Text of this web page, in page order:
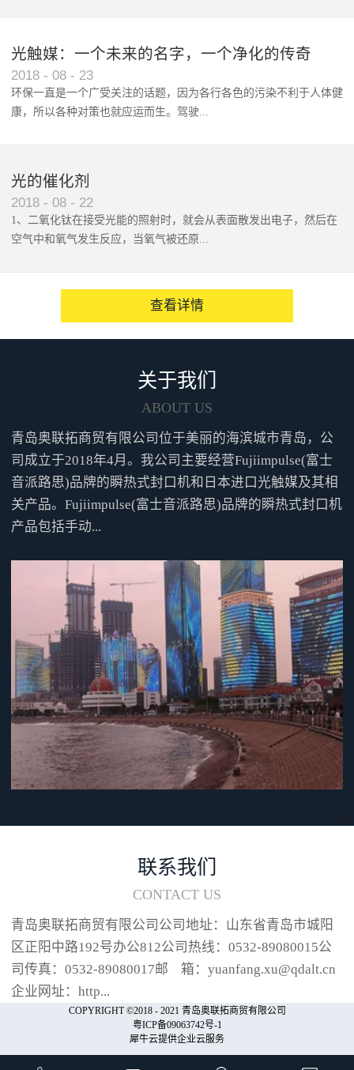
装袋尺寸（最大） V-460系列：
46cm以下 V-610系列：61cm以
下最新型：B型V-460G/V-610G各
系列单侧加热式PE/PP/NY/PVA :
PE/PP/NY/PVA : 0.3mm其它复
列的概要V-460G/V-610G系列封
口机是一款台式、集封口/抽真空/
体， 设计简洁明快，非常适用于
各类食品行业、半导体等行业。
可对包装物进行充气封口通过使
保质期的功能，还可以减少产品
的体积，从而降低企业的物流成
包装袋内冲入惰性气体后，可以
有效的起到防锈、防虫、防腐等
功效。可根据实际需要选择真空
泵型号名称图像特征排气速度到
达真空度标准型50RNS无油活塞
式39L/min-87.0kpa简易S型FDP-
台)-58.6kpa高速H型DOP-80S无油
活塞式80L/min-96.0kpa采用电磁
铁式驱动方式本机采用我公司专
利产品的电磁铁作为动力驱动
源，可以降低客户的机器使用过
程的维护成本，无需外设高压空
气源以及气源周边的配套设备，
减少了客户的日常工作量。标准
采用“i 型加热条”“i 型加热条”热
膨胀率低，采用此种加热条可以
降低加热条在使用过程中的折损
频率，提高加热条周边耗材的使
设定范围可分为8各阶段，在
10mm和80mm之间进行调节（以
10mm为单位）。喷嘴收起时喷嘴
光触媒：一个未来的名字，一个净化的传奇
2018 - 08 - 23
环保一直是一个广受关注的话题，因为各行各色的污染不利于人体健
康，所以各种对策也就应运而生。驾驶...
光的催化剂
2018 - 08 - 22
1、二氧化钛在接受光能的照射时，就会从表面散发出电子，然后在
空气中和氧气发生反应，当氧气被还原...
后，会产生超氧阴离子。&#...
查看详情
关于我们
ABOUT US
青岛奥联拓商贸有限公司位于美丽的海滨城市青岛，公
司成立于2018年4月。我公司主要经营Fujiimpulse(富士
音派路思)品牌的瞬热式封口机和日本进口光触媒及其相
关产品。Fujiimpulse(富士音派路思)品牌的瞬热式封口机
产品包括手动...
联系我们
CONTACT US
青岛奥联拓商贸有限公司公司地址：山东省青岛市城阳
区正阳中路192号办公812公司热线：0532-89080015公
司传真：0532-89080017邮 箱：yuanfang.xu@qdalt.cn
企业网址：http...
COPYRIGHT ©2018 - 2021 青岛奥联拓商贸有限公司
粤ICP备09063742号-1
犀牛云提供企业云服务